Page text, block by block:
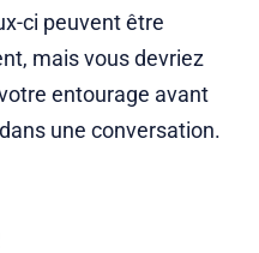
ci peuvent être
mais vous devriez
entourage avant
une conversation.